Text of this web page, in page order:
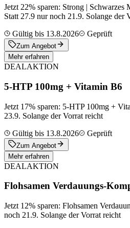
Jetzt 22% sparen: Strong | Schwarzes
Statt 27.9 nur noch 21.9. Solange der
Gültig bis 13.8.2026
Geprüft
Zum Angebot
Mehr erfahren
DEALAKTION
5-HTP 100mg + Vitamin B6
Jetzt 17% sparen: 5-HTP 100mg +
23.9. Solange der Vorrat reicht
Gültig bis 13.8.2026
Geprüft
Zum Angebot
Mehr erfahren
DEALAKTION
Flohsamen Verdauungs-
Jetzt 12% sparen: Flohsamen
noch 21.9. Solange der Vorrat reicht